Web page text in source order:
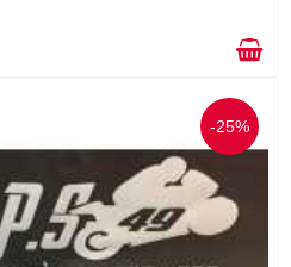
-25%